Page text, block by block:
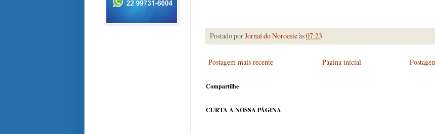
Postado porJornal do Noroesteàs07:23
Postagem mais recente Página inicial
Compartilhe
CURTA A NOSSA PÁGINA